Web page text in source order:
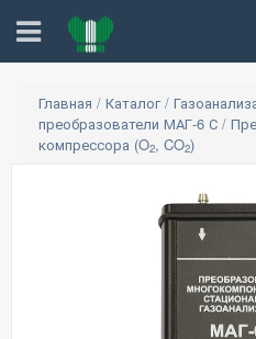
Главная / Каталог/
преобразователи МАГ-6 С /
компрессора (O2, CO2)